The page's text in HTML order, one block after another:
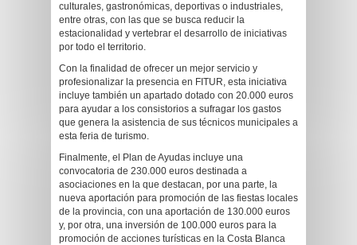
culturales, gastronómicas, deportivas o industriales,
entre otras, con las que se busca reducir la
estacionalidad y vertebrar el desarrollo de iniciativas
por todo el territorio.
Con la finalidad de ofrecer un mejor servicio y
profesionalizar la presencia en FITUR, esta iniciativa
incluye también un apartado dotado con 20.000 euros
para ayudar a los consistorios a sufragar los gastos
que genera la asistencia de sus técnicos municipales a
esta feria de turismo.
Finalmente, el Plan de Ayudas incluye una
convocatoria de 230.000 euros destinada a
asociaciones en la que destacan, por una parte, la
nueva aportación para promoción de las fiestas locales
de la provincia, con una aportación de 130.000 euros
y, por otra, una inversión de 100.000 euros para la
promoción de acciones turísticas en la Costa Blanca